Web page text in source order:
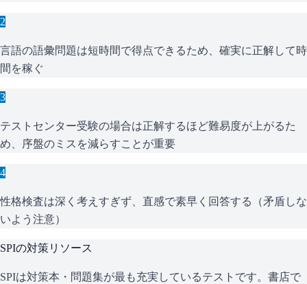
2
言語の語彙問題は短時間で得点できるため、確実に正解して時
間を稼ぐ
3
テストセンター受験の場合は正解するほど難易度が上がるた
め、序盤のミスを減らすことが重要
4
性格検査は深く考えすぎず、直感で素早く回答する（矛盾しな
いよう注意）
SPIの対策リソース
SPIは対策本・問題集が最も充実しているテストです。書店で